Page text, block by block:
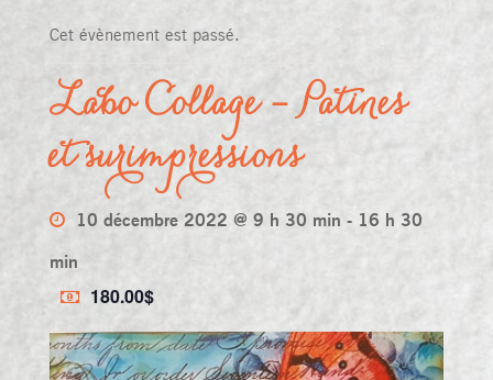
Cet évènement est passé.
Labo Collage – Patines
et surimpressions
10 décembre 2022 @ 9 h 30 min - 16 h 30
min
180.00$